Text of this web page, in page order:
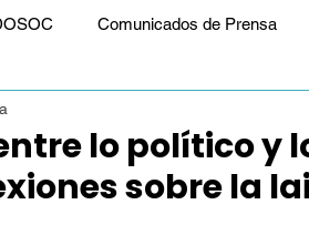
Comunicados de Prensa
para llevar
Cristianismo y
lo político y
sobre la